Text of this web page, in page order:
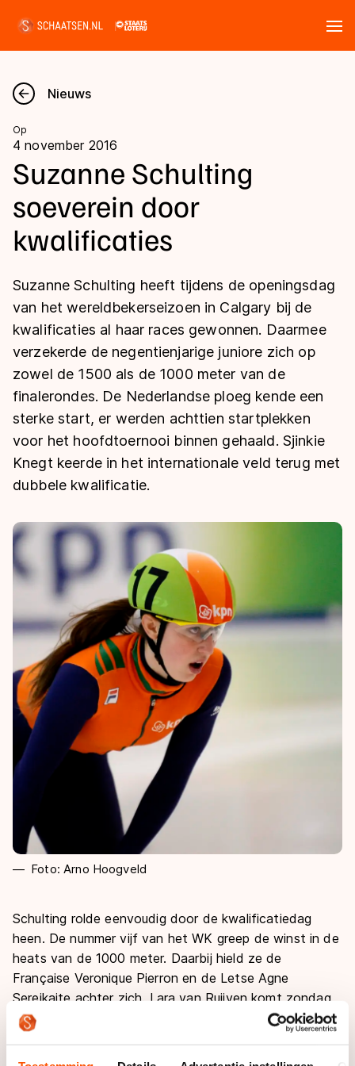
Nieuws
Kalender
Disciplines
Marathon
Inlineskaten
Kunstschaatsen
Schoonrijden
Natuurijs
Uitslagen
Langebaan
Shorttrack
Marathon
Inlineskaten
Kunstschaatsen
Tijden & historie
Ranglijsten Langebaan
Persoonlijke records & tijden
Historie & statistiek
De weg op
Inschrijven wedstrijden
Algemene Nederlandse Schaatstijd
Waar kan ik schaatsen en skaten?
Schaatsfans
Alles voor jou als schaatsfan
Evenementen
Livestreams
Word schaatsfan!
Winacties
Olympische Spelen
Medaille overzicht
Medaillespiegel
Olympische uitslagen
Van Jong tot Goud verhalen
Nieuws
Op
4 november 2016
Suzanne Schulting
soeverein door
kwalificaties
Suzanne Schulting heeft tijdens de openingsdag
van het wereldbekerseizoen in Calgary bij de
kwalificaties al haar races gewonnen. Daarmee
verzekerde de negentienjarige juniore zich op
zowel de 1500 als de 1000 meter van de
finalerondes. De Nederlandse ploeg kende een
sterke start, er werden achttien startplekken
voor het hoofdtoernooi binnen gehaald. Sjinkie
Knegt keerde in het internationale veld terug met
dubbele kwalificatie.
Foto: Arno Hoogveld
Schulting rolde eenvoudig door de kwalificatiedag
heen. De nummer vijf van het WK greep de winst in de
heats van de 1000 meter. Daarbij hield ze de
Française Veronique Pierron en de Letse Agne
Sereikaite achter zich. Lara van Ruijven komt zondag
ook in actie op de finalerondes van de kilometer. De
Zuid-Hollandse werd tweede, achter de Canadese Kim